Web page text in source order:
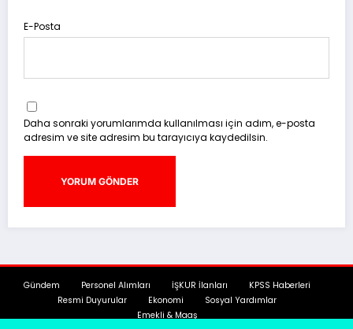
E-Posta
Daha sonraki yorumlarımda kullanılması için adım, e-posta
adresim ve site adresim bu tarayıcıya kaydedilsin.
Gündem Personel Alımları İŞKUR İlanları
KPSS Haberleri
Resmi Duyurular
Ekonomi
Sosyal Yardımlar
Emekli & Maaş